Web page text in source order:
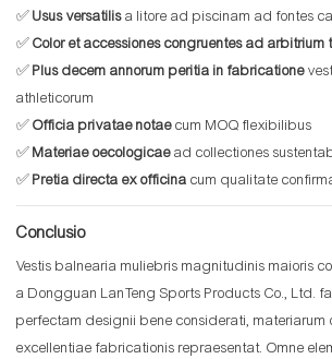
✅Usus versatilisa litore ad piscinam ad fontes
✅Color et accessiones congruentes ad arbitrium
✅Plus decem annorum peritia in fabricatione
athleticorum
✅Officia privatae notaecum MOQ flexibilibus
✅Materiae oecologicaead collectiones
✅Pretia directa ex officina cum qualitate
Conclusio
Vestis balnearia muliebris magnitudinis maioris
a Dongguan LanTeng Sports Products Co., Ltd.
perfectam designii bene considerati, materiarum
excellentiae fabricationis repraesentat. Omne